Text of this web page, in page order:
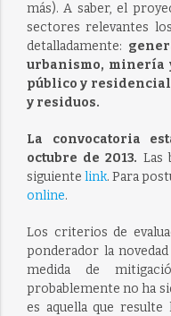
más). A saber, el
sectores relevantes
detalladamente:
urbanismo, minería
público y residencial
y residuos.
La convocatoria
octubre de 2013. Las
siguiente link. Para
online.
Los criterios de
ponderador la
medida de
probablemente no ha
es aquella que